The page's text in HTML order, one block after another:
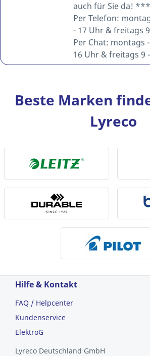
auch für Sie da! ***
Per Telefon:
- 17 Uhr & freitags
Per Chat: montags
16 Uhr & freitags 9
Beste Marken
Lyreco
Hilfe & Kontakt
FAQ / Helpcenter
Kundenservice
ElektroG
Lyreco Deutschland GmbH